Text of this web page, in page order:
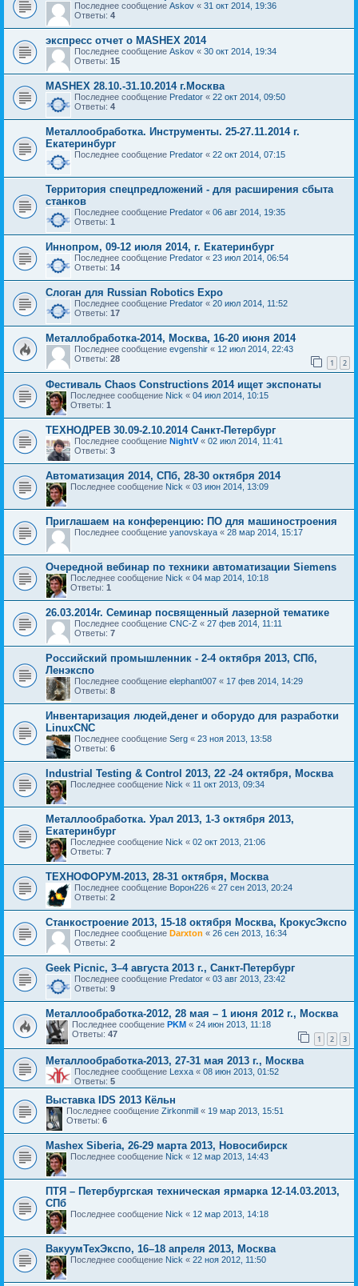
Последнее сообщение Askov « 31 окт 2014, 19:36
Ответы: 4
экспресс отчет о МАSHEX 2014
Последнее сообщение Askov « 30 окт 2014, 19:34
Ответы: 15
MASHEX 28.10.-31.10.2014 г.Москва
Последнее сообщение Predator « 22 окт 2014, 09:50
Ответы: 4
Металлообработка. Инструменты. 25-27.11.2014 г.
Екатеринбург
Последнее сообщение Predator « 22 окт 2014, 07:15
Территория спецпредложений - для расширения сбыта
станков
Последнее сообщение Predator « 06 авг 2014, 19:35
Ответы: 1
Иннопром, 09-12 июля 2014, г. Екатеринбург
Последнее сообщение Predator « 23 июл 2014, 06:54
Ответы: 14
Слоган для Russian Robotics Expo
Последнее сообщение Predator « 20 июл 2014, 11:52
Ответы: 17
Металлобработка-2014, Москва, 16-20 июня 2014
Последнее сообщение evgenshir « 12 июл 2014, 22:43
Ответы: 28 1 2
Фестиваль Chaos Constructions 2014 ищет экспонаты
Последнее сообщение Nick « 04 июл 2014, 10:15
Ответы: 1
ТЕХНОДРЕВ 30.09-2.10.2014 Санкт-Петербург
Последнее сообщение NightV« 02 июл 2014, 11:41
Ответы: 3
Автоматизация 2014, СПб, 28-30 октября 2014
Последнее сообщение Nick « 03 июн 2014, 13:09
Приглашаем на конференцию: ПО для машиностроения
Последнее сообщение yanovskaya « 28 мар 2014, 15:17
Очередной вебинар по техники автоматизации Siemens
Последнее сообщение Nick « 04 мар 2014, 10:18
Ответы: 1
26.03.2014г. Семинар посвященный лазерной тематике
Последнее сообщение CNC-Z « 27 фев 2014, 11:11
Ответы: 7
Российский промышленник - 2-4 октября 2013, СПб,
Ленэкспо
Последнее сообщение elephant007 « 17 фев 2014, 14:29
Ответы: 8
Инвентаризация людей,денег и оборудо для разработки
LinuxCNC
Последнее сообщение Serg « 23 ноя 2013, 13:58
Ответы: 6
Industrial Testing & Control 2013, 22 -24 октября, Москва
Последнее сообщение Nick « 11 окт 2013, 09:34
Металлообработка. Урал 2013, 1-3 октября 2013,
Екатеринбург
Последнее сообщение Nick « 02 окт 2013, 21:06
Ответы: 7
ТЕХНОФОРУМ-2013, 28-31 октября, Москва
Последнее сообщение Ворон226 « 27 сен 2013, 20:24
Ответы: 2
Станкостроение 2013, 15-18 октября Москва, КрокусЭкспо
Последнее сообщение Darxton « 26 сен 2013, 16:34
Ответы: 2
Geek Picnic, 3–4 августа 2013 г., Санкт-Петербург
Последнее сообщение Predator « 03 авг 2013, 23:42
Ответы: 9
Металлообработка-2012, 28 мая – 1 июня 2012 г., Москва
Последнее сообщение PKM « 24 июн 2013, 11:18
Ответы: 47 1 2 3
Металлообработка-2013, 27-31 мая 2013 г., Москва
Последнее сообщение Lexxa « 08 июн 2013, 01:52
Ответы: 5
Выставка IDS 2013 Кёльн
Последнее сообщение Zirkonmill « 19 мар 2013, 15:51
Ответы: 6
Mashex Siberia, 26-29 марта 2013, Новосибирск
Последнее сообщение Nick « 12 мар 2013, 14:43
ПТЯ – Петербургская техническая ярмарка 12-14.03.2013,
СПб
Последнее сообщение Nick « 12 мар 2013, 14:18
ВакуумТехЭкспо, 16–18 апреля 2013, Москва
Последнее сообщение Nick « 22 ноя 2012, 11:50